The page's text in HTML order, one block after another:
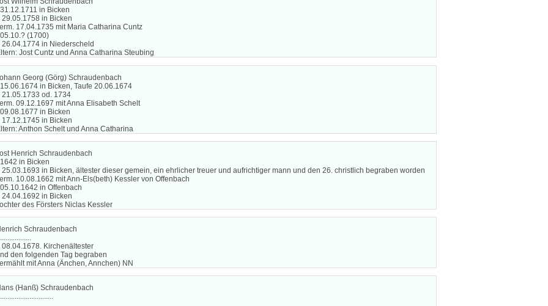
31.12.1711 in Bicken
29.05.1758 in Bicken
17.04.1735 mit Maria Catharina Cuntz
05.10.? (1700)
26.04.1774 in Niederscheld
Jost Cuntz und Anna Catharina Steubing
Georg (Görg) Schraudenbach
15.06.1674 in Bicken, Taufe 20.06.1674
21.05.1733 od. 1734
09.12.1697 mit Anna Elisabeth Schelt
09.08.1677 in Bicken
17.12.1745 in Bicken
Anthon Schelt und Anna Catharina
Henrich Schraudenbach
1642 in Bicken
25.03.1693 in Bicken, ältester dieser gemein, ein ehrlicher treuer und aufrichtiger mann und den 26. christlich begraben worden
10.08.1662 mit Ann-Els(beth) Kessler von Offenbach
05.10.1642 in Offenbach
24.04.1692 in Bicken
des Försters Niclas Kessler
Schraudenbach
08.04.1678. Kirchenältester
den folgenden Tag begraben
mit Anna (Änchen, Annchen) NN
(Hanß) Schraudenbach